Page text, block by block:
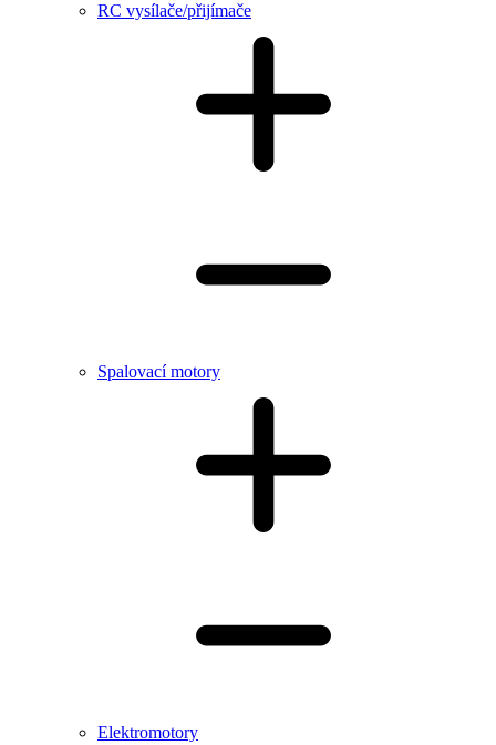
RC vysílače/přijímače
Spalovací motory
Elektromotory